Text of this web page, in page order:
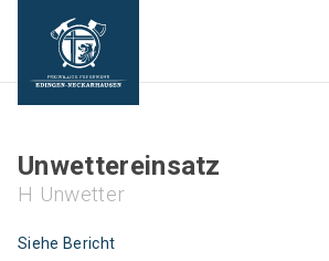
Unwettereinsatz
H Unwetter
Siehe Bericht